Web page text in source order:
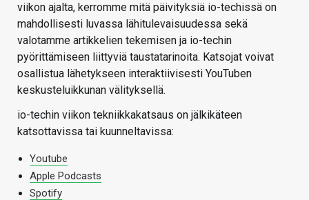
viikon ajalta, kerromme mitä päivityksiä io-techissä on
mahdollisesti luvassa lähitulevaisuudessa sekä
valotamme artikkelien tekemisen ja io-techin
pyörittämiseen liittyviä taustatarinoita. Katsojat voivat
osallistua lähetykseen interaktiivisesti YouTuben
keskusteluikkunan välityksellä.
io-techin viikon tekniikkakatsaus on jälkikäteen
katsottavissa tai kuunneltavissa:
Youtube
Apple Podcasts
Spotify